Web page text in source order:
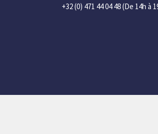
+32 (0) 471 44 04 48(De 14h à